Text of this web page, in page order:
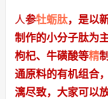
人参牡蛎肽，是以
制作的小分子肽为
枸杞、牛磺酸等精
通原料的有机组合
漓尽致，大家可以